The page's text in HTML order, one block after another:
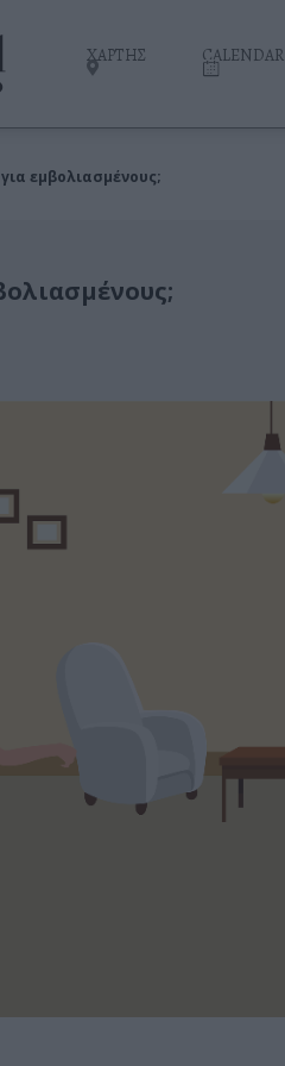
ΧΑΡΤΗΣ CALENDAR
εμβολιασμένους;